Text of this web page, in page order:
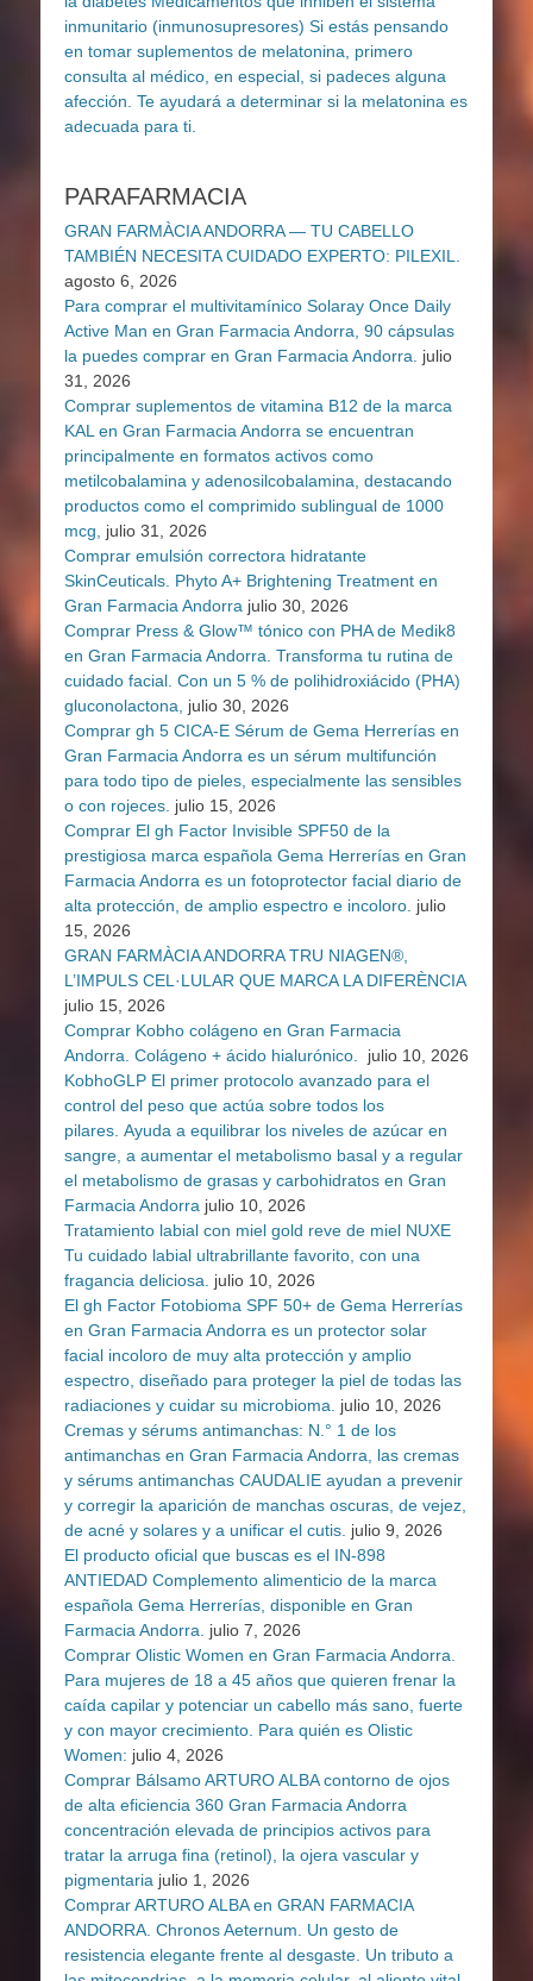
PARAFARMACIA
GRAN FARMÀCIA ANDORRA — TU CABELLO
TAMBIÉN NECESITA CUIDADO EXPERTO: PILEXIL.
agosto 6, 2026
Para comprar el multivitamínico Solaray Once Daily
Active Man en Gran Farmacia Andorra, 90 cápsulas
la puedes comprar en Gran Farmacia Andorra.
julio
31, 2026
Comprar suplementos de vitamina B12 de la marca
KAL en Gran Farmacia Andorra se encuentran
principalmente en formatos activos como
metilcobalamina y adenosilcobalamina, destacando
productos como el comprimido sublingual de 1000
mcg,
julio 31, 2026
Comprar emulsión correctora hidratante
SkinCeuticals. Phyto A+ Brightening Treatment en
Gran Farmacia Andorra julio 30, 2026
Comprar Press & Glow™ tónico con PHA de Medik8
en Gran Farmacia Andorra. Transforma tu rutina de
cuidado facial. Con un 5 % de polihidroxiácido (PHA)
gluconolactona,
julio 30, 2026
Comprar gh 5 CICA-E Sérum de Gema Herrerías en
Gran Farmacia Andorra es un sérum multifunción
para todo tipo de pieles, especialmente las sensibles
o con rojeces. julio 15, 2026
Comprar El gh Factor Invisible SPF50 de la
prestigiosa marca española Gema Herrerías en Gran
Farmacia Andorra es un fotoprotector facial diario de
alta protección, de amplio espectro e incoloro. julio
15, 2026
GRAN FARMÀCIA ANDORRA TRU NIAGEN®,
L’IMPULS CEL·LULAR QUE MARCA LA DIFERÈNCIA
julio 15, 2026
Comprar Kobho colágeno en Gran Farmacia
Andorra. Colágeno + ácido hialurónico.
julio 10, 2026
KobhoGLP El primer protocolo avanzado para el
control del peso que actúa sobre todos los
pilares. Ayuda a equilibrar los niveles de azúcar en
sangre, a aumentar el metabolismo basal y a regular
el metabolismo de grasas y carbohidratos en Gran
Farmacia Andorra julio 10, 2026
Tratamiento labial con miel gold reve de miel NUXE
Tu cuidado labial ultrabrillante favorito, con una
fragancia deliciosa.
julio 10, 2026
El gh Factor Fotobioma SPF 50+ de Gema Herrerías
en Gran Farmacia Andorra es un protector solar
facial incoloro de muy alta protección y amplio
espectro, diseñado para proteger la piel de todas las
radiaciones y cuidar su microbioma.
julio 10, 2026
Cremas y sérums antimanchas: N.° 1 de los
antimanchas en Gran Farmacia Andorra, las cremas
y sérums antimanchas CAUDALIE ayudan a prevenir
y corregir la aparición de manchas oscuras, de vejez,
de acné y solares y a unificar el cutis. julio 9, 2026
El producto oficial que buscas es el IN-898
ANTIEDAD Complemento alimenticio de la marca
española Gema Herrerías, disponible en Gran
Farmacia Andorra.
julio 7, 2026
Comprar Olistic Women en Gran Farmacia Andorra.
Para mujeres de 18 a 45 años que quieren frenar la
caída capilar y potenciar un cabello más sano, fuerte
y con mayor crecimiento. Para quién es Olistic
Women: julio 4, 2026
Comprar Bálsamo ARTURO ALBA contorno de ojos
de alta eficiencia 360 Gran Farmacia Andorra
concentración elevada de principios activos para
tratar la arruga fina (retinol), la ojera vascular y
pigmentaria julio 1, 2026
Comprar ARTURO ALBA en GRAN FARMACIA
ANDORRA. Chronos Aeternum. Un gesto de
resistencia elegante frente al desgaste. Un tributo a